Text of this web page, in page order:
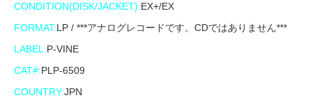
CONDITION(DISK/JACKET):EX+/EX
FORMAT:LP / ***アナログレコードです。CDではありません***
LABEL:P-VINE
CAT#:PLP-6509
COUNTRY:JPN